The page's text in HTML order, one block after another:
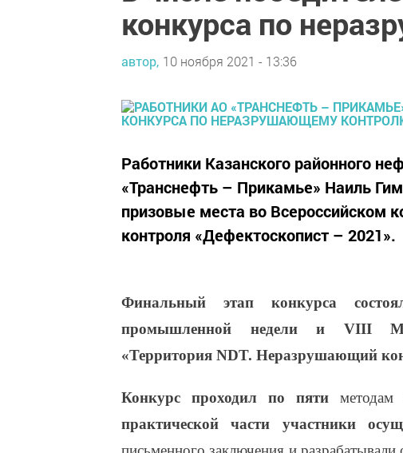
конкурса по
автор, 10 ноября 2021 - 13:36
Работники Казанского районного
«Транснефть – Прикамье» Наиль
призовые места во Всероссийском
контроля «Дефектоскопист – 2021».
Финальный этап конкурса
промышленной недели и VIII
«Территория NDT. Неразрушающий
Конкурс проходил по пятиметодам
практической части участники